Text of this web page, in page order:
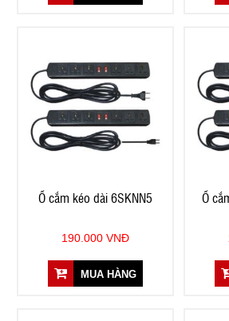
Ổ cắm kéo dài 6SKNN5
190.000 VNĐ
MUA HÀNG
Ổ